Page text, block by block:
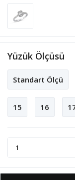
Yüzük Ölçüsü
Standart Ölçü
15 16